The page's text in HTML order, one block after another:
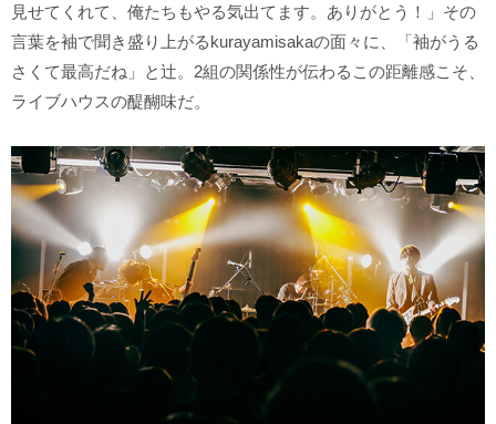
見せてくれて、俺たちもやる気出てます。ありがとう！」その
言葉を袖で聞き盛り上がるkurayamisakaの面々に、「袖がうる
さくて最高だね」と辻。2組の関係性が伝わるこの距離感こそ、
ライブハウスの醍醐味だ。